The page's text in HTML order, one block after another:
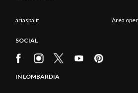
ariaspa.it Area
SOCIAL
IN LOMBARDIA